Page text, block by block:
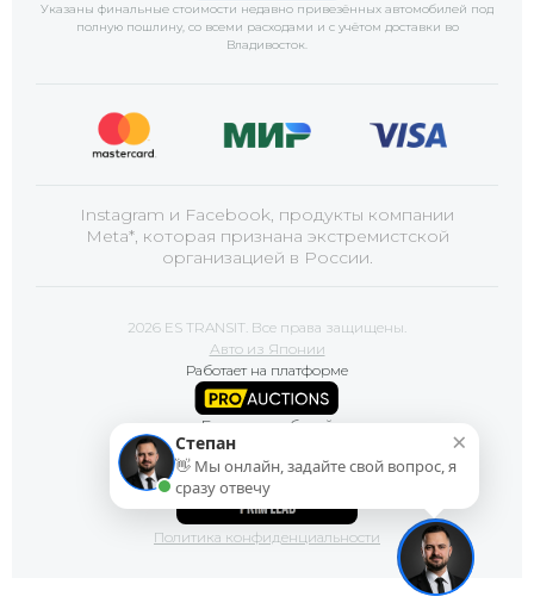
Указаны финальные стоимости недавно привезённых автомобилей под
полную пошлину, со всеми расходами и с учётом доставки во
Владивосток.
Instagram и Facebook, продукты компании
Meta*, которая признана экстремистской
организацией в России.
2026 ES TRANSIT. Все права защищены.
Авто из Японии
Работает на платформе
Базы автомобилей
Сайт продвигает
Политика конфиденциальности
×
Степан
👋 Мы онлайн, задайте свой вопрос, я
сразу отвечу